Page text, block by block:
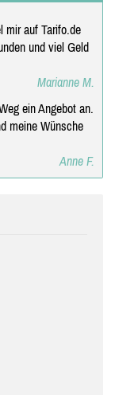
mir auf Tarifo.de
und viel Geld
Marianne M.
ein Angebot an.
meine Wünsche
Anne F.